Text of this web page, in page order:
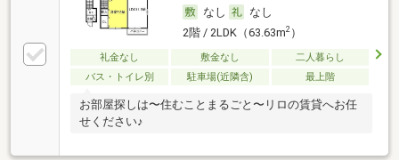
なし
なし
2階 / 2LDK（63.63m2）
礼金なし 敷金なし
二人暮らし
バス・トイレ別
駐車場(近隣含) 最上階
お部屋探しは〜住むことまるごと〜リロの賃貸へお任
せください♪